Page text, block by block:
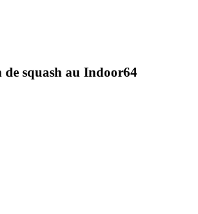
de squash au Indoor64